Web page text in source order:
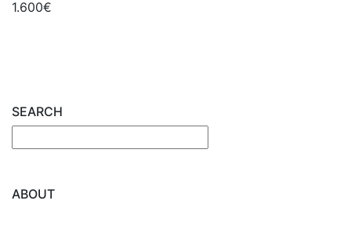
1.600€
SEARCH
ABOUT